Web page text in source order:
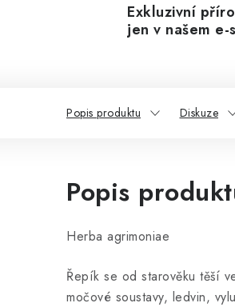
Exkluzivní
jen v našem e-
Popis produktu Diskuze
Popis
Herba agrimoniae
Řepík se od starověku těší
močové soustavy, ledvin,